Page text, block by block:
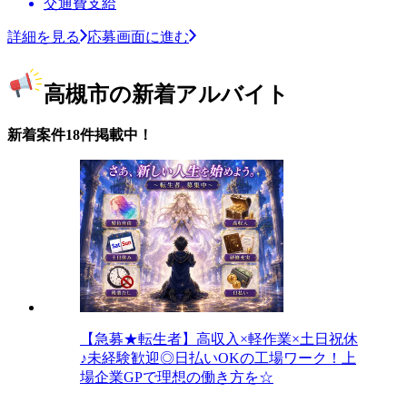
詳細を見る 応募画面に進む
高槻市の新着アルバイト
新着案件18件掲載中！
【急募★転生者】高収入×軽作業×土日祝休
♪未経験歓迎◎日払いOKの工場ワーク！上
場企業GPで理想の働き方を☆